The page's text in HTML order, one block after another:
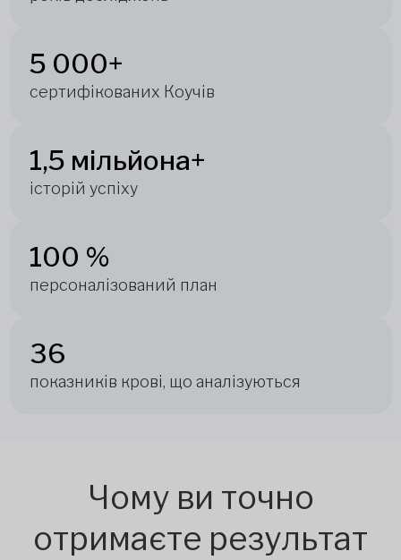
5 000+
сертифікованих Коучів
1,5 мільйона+
історій успіху
100 %
персоналізований план
36
показників крові, що аналізуються
Чому ви точно
отримаєте результат